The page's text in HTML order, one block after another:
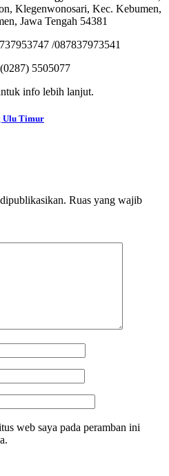
Klegenwonosari, Kec. Kebumen,
Jawa Tengah 54381
/087837973541
(0287) 5505077
info lebih lanjut.
Ulu Timur
Ruas yang wajib
web saya pada peramban ini